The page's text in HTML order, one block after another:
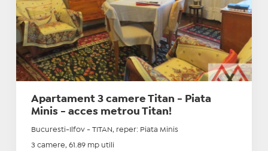
Apartament 3 camere Titan - Piata
Minis - acces metrou Titan!
Bucuresti-Ilfov - TITAN, reper: Piata Minis
3 camere, 61.89 mp utili